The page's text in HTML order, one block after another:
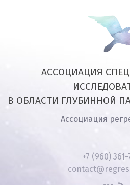
+7 (960) 361-
АССОЦИАЦИЯ
В ОБЛАСТИ ГЛУБИННОЙ
Ассоциация